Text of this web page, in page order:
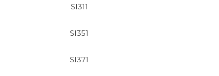
SI311
SI351
SI371